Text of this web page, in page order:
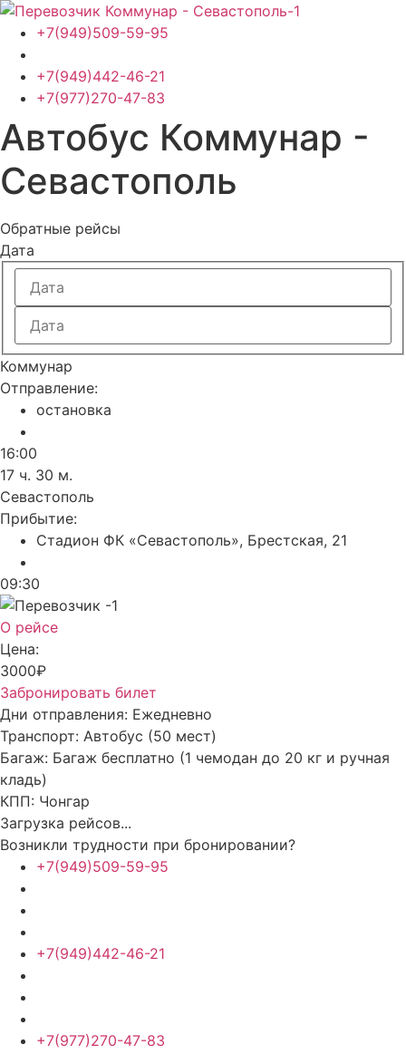
Перейти
содержимому
+7(949)509-59-95
+7(949)442-46-21
+7(977)270-47-83
Автобус Коммунар -
Севастополь
Обратные рейсы
Дата
Коммунар
Отправление:
остановка
16:00
17 ч. 30 м.
Севастополь
Прибытие:
Стадион ФК «Севастополь», Брестская, 21
09:30
О рейсе
Цена:
3000₽
Забронировать билет
Дни отправления: Ежедневно
Транспорт: Автобус (50 мест)
Багаж: Багаж бесплатно (1 чемодан до 20 кг и ручная
кладь)
КПП: Чонгар
Загрузка рейсов...
Возникли трудности при бронировании?
+7(949)509-59-95
+7(949)442-46-21
+7(977)270-47-83